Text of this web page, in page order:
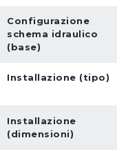
Configurazione
schema idraulico
(base)
Installazione (tipo)
Installazione
(dimensioni)